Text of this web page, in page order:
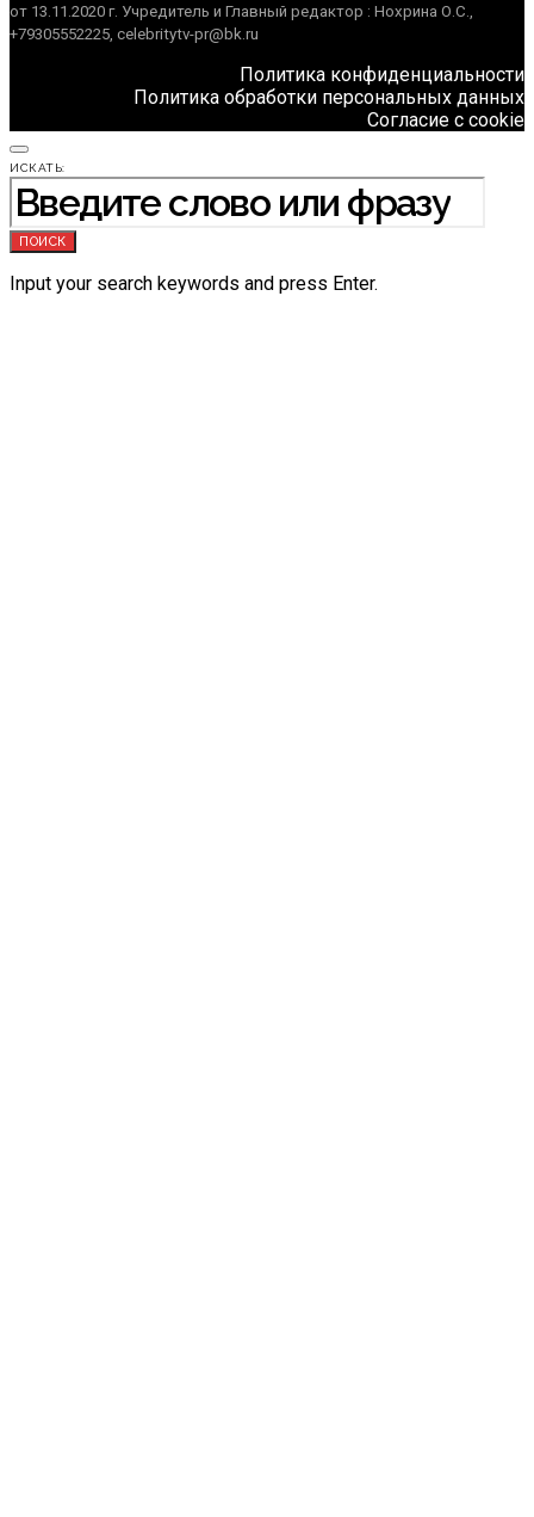
от 13.11.2020 г. Учредитель и Главный редактор : Нохрина О.С.,
+79305552225, celebritytv-pr@bk.ru
Политика конфиденциальности
Политика обработки персональных данных
Согласие с cookie
ИСКАТЬ:
ПОИСК
Input your search keywords and press Enter.